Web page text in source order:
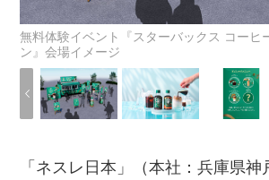
無料体験イベント『スターバックス コーヒ
ン』会場イメージ
「ネスレ日本」（本社：兵庫県